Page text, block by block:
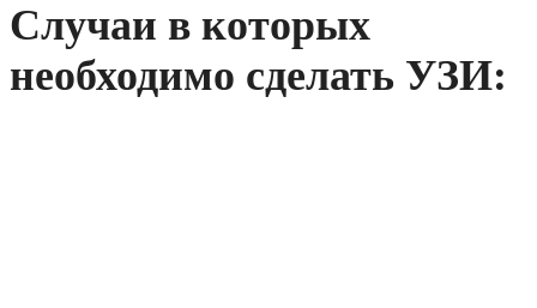
Случаи в которых
необходимо сделать УЗИ: